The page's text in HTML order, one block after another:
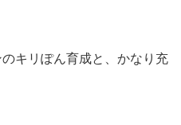
キリぽん育成と、かなり充